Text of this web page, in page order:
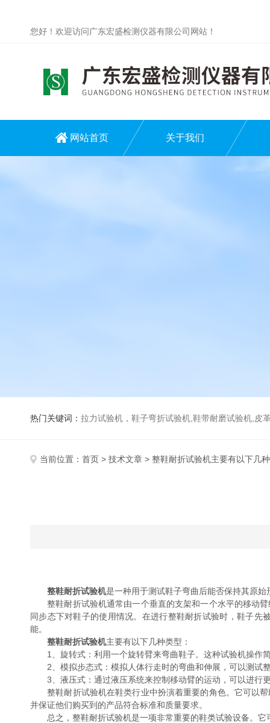
您好！欢迎访问广东宏盛检测仪器有限公司网站！
网站首页 关于我们
热门关键词： 拉力试验机，鞋子弯折试验机,鞋带耐磨试验机,皮革伸缩试验机,马丁代尔
当前位置： 首页 > 技术文章 > 整鞋耐折试验机主要有以下几
整鞋耐折试验机是一种用于测试鞋子弯曲后能否保持其原
整鞋耐折试验机通常由一个垂直的支架和一个水平的移动臂
同步态下对鞋子的使用情况。在进行整鞋耐折试验时，鞋子
能。
整鞋耐折试验机主要有以下几种类型：
1、旋转式：利用一个旋转臂来弯曲鞋子。这种试验机操作
2、模拟步态式：模拟人体行走时的弯曲和伸展，可以测试
3、液压式：通过液压系统来控制移动臂的运动，可以进行
整鞋耐折试验机在鞋类行业中扮演着重要的角色。它可以帮
并保证他们购买到的产品符合标准和质量要求。
总之，整鞋耐折试验机是一项非常重要的鞋类试验设备。它